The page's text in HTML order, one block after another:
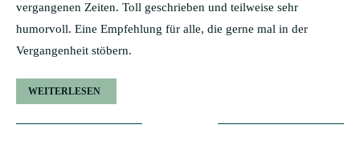
vergangenen Zeiten. Toll geschrieben und teilweise sehr
humorvoll. Eine Empfehlung für alle, die gerne mal in der
Vergangenheit stöbern.
WEITERLESEN